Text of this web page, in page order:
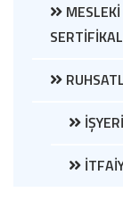
MESLEKİ